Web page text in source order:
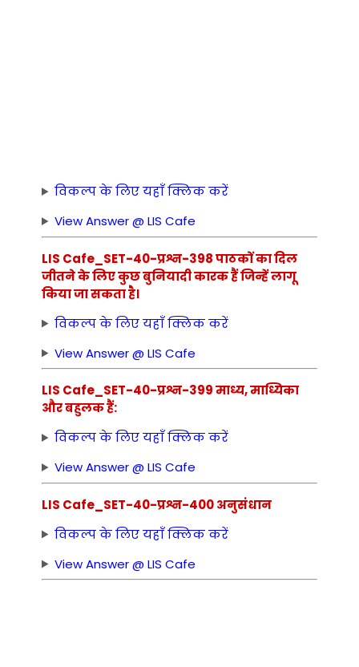
विकल्प के लिए यहाँ क्लिक करें
View Answer @ LIS Cafe
LIS Cafe_SET-40-प्रश्न-398 पाठकों का दिल
जीतने के लिए कुछ बुनियादी कारक हैं जिन्हें लागू
किया जा सकता है।
विकल्प के लिए यहाँ क्लिक करें
View Answer @ LIS Cafe
LIS Cafe_SET-40-प्रश्न-399 माध्य, माध्यिका
और बहुलक हैं:
विकल्प के लिए यहाँ क्लिक करें
View Answer @ LIS Cafe
LIS Cafe_SET-40-प्रश्न-400 अनुसंधान
विकल्प के लिए यहाँ क्लिक करें
View Answer @ LIS Cafe